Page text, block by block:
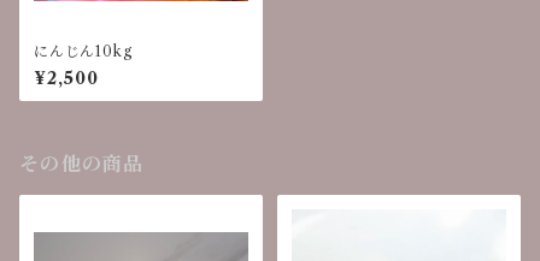
にんじん10kg
¥2,500
その他の商品